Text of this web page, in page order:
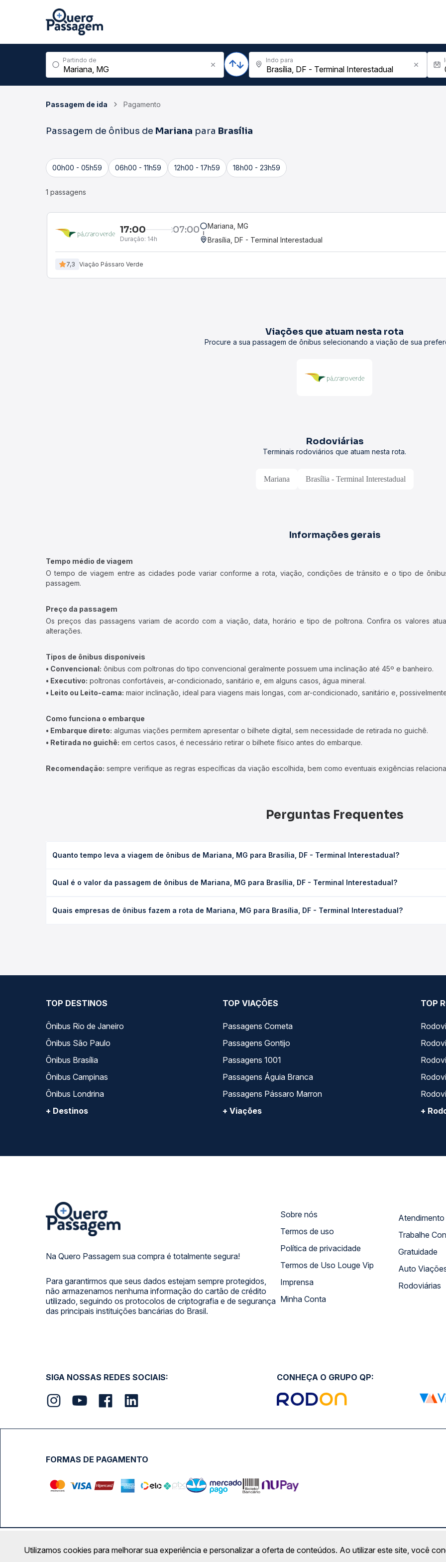
Partindo de Indo para
Passagem de ida Pagamento
Passagem de ônibus de Mariana para Brasília
00h00 - 05h59 06h00 - 11h59 12h00 - 17h59 18h00 - 23h59
1 passagens
17:00 07:00
Duração: 14h
Mariana, MG
Brasília, DF - Terminal Interestadual
7,3 Viação Pássaro Verde
Viações que atuam nesta rota
Procure a sua passagem de ônibus selecionando a viação de sua
Rodoviárias
Terminais rodoviários que atuam nesta rota.
Mariana Brasília - Terminal Interestadual
Informações gerais
Tempo médio de viagem
O tempo de viagem entre as cidades pode variar conforme a rota, viação, condições de trânsito e o tipo de
passagem.
Preço da passagem
Os preços das passagens variam de acordo com a viação, data, horário e tipo de poltrona. Confira os valores
alterações.
Tipos de ônibus disponíveis
• Convencional: ônibus com poltronas do tipo convencional geralmente possuem uma inclinação até 45º e banheiro.
• Executivo: poltronas confortáveis, ar-condicionado, sanitário e, em alguns casos, água mineral.
• Leito ou Leito-cama: maior inclinação, ideal para viagens mais longas, com ar-condicionado, sanitário e,
Como funciona o embarque
• Embarque direto: algumas viações permitem apresentar o bilhete digital, sem necessidade de retirada no guichê.
• Retirada no guichê: em certos casos, é necessário retirar o bilhete físico antes do embarque.
Recomendação: sempre verifique as regras específicas da viação escolhida, bem como eventuais exigências
Perguntas Frequentes
Quanto tempo leva a viagem de ônibus de Mariana, MG para Brasília, DF - Terminal Interestadual?
executivo ou leito) e as condições de tráfego. Na Quero Passagem você consulta os horários disponíveis e vê a
Qual é o valor da passagem de ônibus de Mariana, MG para Brasília, DF - Terminal Interestadual?
de poltrona e a antecedência da compra. Na Quero Passagem você compara os preços de todas as viações em
Quais empresas de ônibus fazem a rota de Mariana, MG para Brasília, DF - Terminal Interestadual?
TOP DESTINOS
Ônibus Rio de Janeiro
Ônibus São Paulo
Ônibus Brasília
Ônibus Campinas
Ônibus Londrina
+ Destinos
TOP VIAÇÕES
Passagens Cometa
Passagens Gontijo
Passagens 1001
Passagens Águia Branca
Passagens Pássaro Marron
+ Viações
TOP
+
Na Quero Passagem sua compra é totalmente segura!
Para garantirmos que seus dados estejam sempre protegidos,
não armazenamos nenhuma informação do cartão de crédito
utilizado, seguindo os protocolos de criptografia e de segurança
das principais instituições bancárias do Brasil.
Sobre nós
Termos de uso
Política de privacidade
Termos de Uso Louge Vip
Imprensa
Minha Conta
Trabalhe
Gratuidade
Auto
Rodoviárias
SIGA NOSSAS REDES SOCIAIS: CONHEÇA O GRUPO QP:
FORMAS DE PAGAMENTO
Calçada das Margaridas, 163 - Sala 02 - Condomínio Centro Comercial Alphaville, Barueri - SP | CEP: 06453-038 |
Utilizamos cookies para melhorar sua experiência e personalizar a oferta de conteúdos. Ao utilizar este site, você